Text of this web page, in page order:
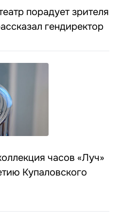
порадует зрителя
гендиректор
часов «Луч»
Купаловского